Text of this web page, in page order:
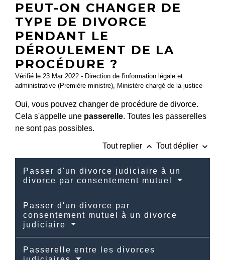
PEUT-ON CHANGER DE
TYPE DE DIVORCE
PENDANT LE
DÉROULEMENT DE LA
PROCÉDURE ?
Vérifié le 23 Mar 2022 - Direction de l'information légale et
administrative (Première ministre), Ministère chargé de la justice
Oui, vous pouvez changer de procédure de divorce.
Cela s'appelle une passerelle. Toutes les passerelles
ne sont pas possibles.
Tout replier keyboard_arrow_up Tout déplier keyboard_arrow_down
Passer d'un divorce judiciaire à un
divorce par consentement mutuel
Passer d'un divorce par
consentement mutuel à un divorce
judiciaire
Passerelle entre les divorces